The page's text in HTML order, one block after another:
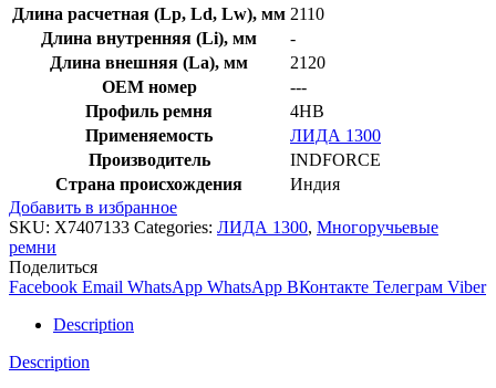
Длина расчетная (Lp, Ld, Lw), мм 2110
Длина внутренняя (Li), мм
-
Длина внешняя (La), мм
2120
OEM номер
---
Профиль ремня
4HB
Применяемость
ЛИДА 1300
Производитель
INDFORCE
Страна происхождения
Индия
Добавить в избранное
SKU: X7407133 Categories: ЛИДА 1300, Многоручьевые
ремни
Поделиться
Facebook Email WhatsApp WhatsApp ВКонтакте Телеграм Viber
Description
Description